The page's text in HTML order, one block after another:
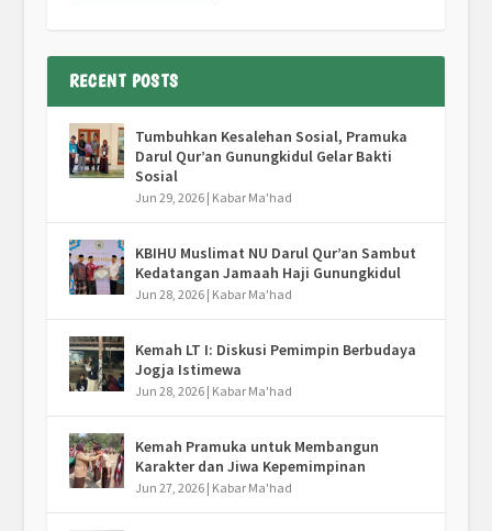
RECENT POSTS
Tumbuhkan Kesalehan Sosial, Pramuka
Darul Qur’an Gunungkidul Gelar Bakti
Sosial
Jun 29, 2026| Kabar Ma'had
KBIHU Muslimat NU Darul Qur’an Sambut
Kedatangan Jamaah Haji Gunungkidul
Jun 28, 2026| Kabar Ma'had
Kemah LT I: Diskusi Pemimpin Berbudaya
Jogja Istimewa
Jun 28, 2026| Kabar Ma'had
Kemah Pramuka untuk Membangun
Karakter dan Jiwa Kepemimpinan
Jun 27, 2026| Kabar Ma'had